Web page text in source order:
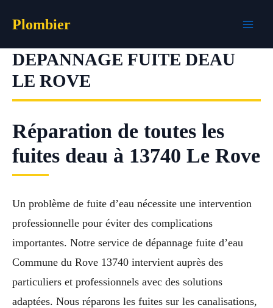
Plombier
DEPANNAGE FUITE DEAU
LE ROVE
Réparation de toutes les
fuites deau à 13740 Le Rove
Un problème de fuite d’eau nécessite une intervention
professionnelle pour éviter des complications
importantes. Notre service de dépannage fuite d’eau
Commune du Rove 13740 intervient auprès des
particuliers et professionnels avec des solutions
adaptées. Nous réparons les fuites sur les canalisations,